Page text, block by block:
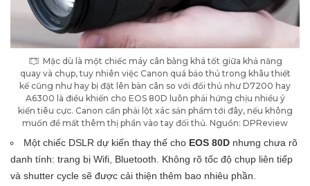
Mặc dù là một chiếc máy cân bằng khá tốt giữa khả năng
quay và chụp, tuy nhiên việc Canon quá bảo thủ trong khâu thiết
kế cũng như hay bị đặt lên bàn cân so với đối thủ như D7200 hay
A6300 là điều khiến cho EOS 80D luôn phải hứng chịu nhiều ý
kiến tiêu cực. Canon cần phải lột xác sản phẩm tới đây, nếu không
muốn để mất thêm thị phần vào tay đối thủ. Nguồn: DPReview
Một chiếc DSLR dự kiến thay thế cho EOS 80D nhưng chưa rõ
danh tính: trang bị Wifi, Bluetooth. Không rõ tốc độ chụp liên tiếp
và shutter cycle sẽ được cải thiện thêm bao nhiêu phần.